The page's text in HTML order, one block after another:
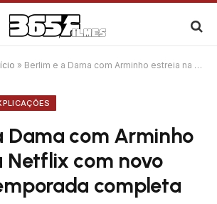
» Berlim e a Dama com Arminho estreia na Netflix com novo golpe e temporada completa
Dama com Arminho
Netflix com novo
completa